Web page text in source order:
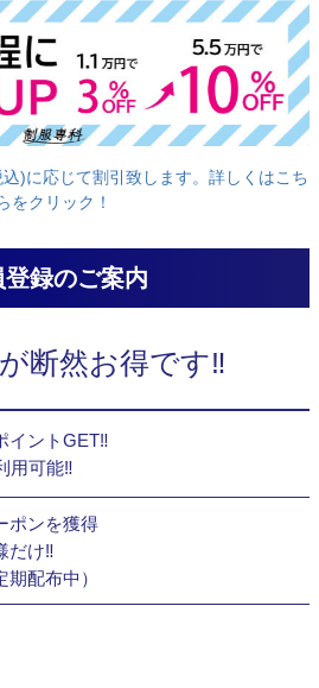
)に応じて割引致します。詳しくはこち
をクリック！
登録のご案内
断然お得です‼
イントGET‼
用可能‼
ポンを獲得
だけ‼
期配布中）